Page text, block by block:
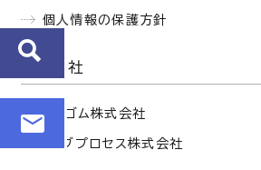
個人情報の保護方針
関連会社
西部ゴム株式会社
セイブプロセス株式会社